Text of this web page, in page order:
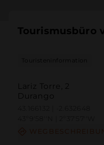
Tourismusbüro
Touristeninformation
Lariz Torre, 2
Durango